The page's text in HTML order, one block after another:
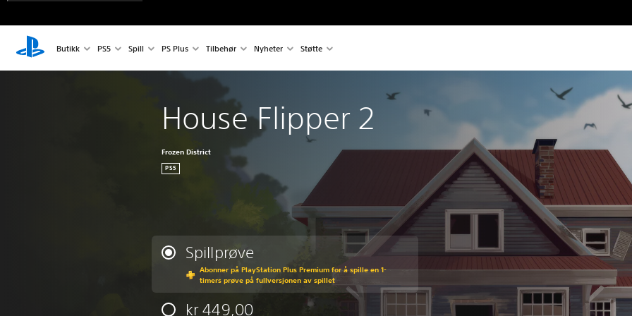
Butikk PS5 Spill PS Plus Tilbehør Nyheter Støtte
House Flipper 2
Frozen District
PS5
Spillprøve
Abonner på PlayStation Plus Premium for å spille en 1-
timers prøve på fullversjonen av spillet
kr 449,00